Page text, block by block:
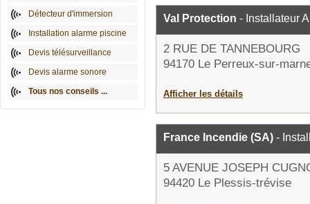
Détecteur d'immersion
Installation alarme piscine
Devis télésurveillance
Devis alarme sonore
Tous nos conseils ...
Val Protection - Installateur
2 RUE DE TANNEBOURG
94170 Le Perreux-sur-
Afficher les détails
France Incendie (SA) -
5 AVENUE JOSEPH
94420 Le Plessis-trévise